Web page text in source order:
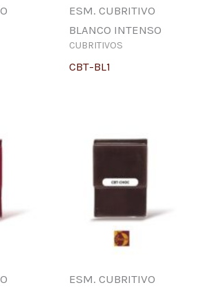
ESM. CUBRITIVO
BLANCO INTENSO
CUBRITIVOS
CBT-BL1
ESM. CUBRITIVO